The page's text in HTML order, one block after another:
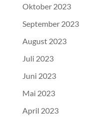
Oktober 2023
September 2023
August 2023
Juli 2023
Juni 2023
Mai 2023
April 2023